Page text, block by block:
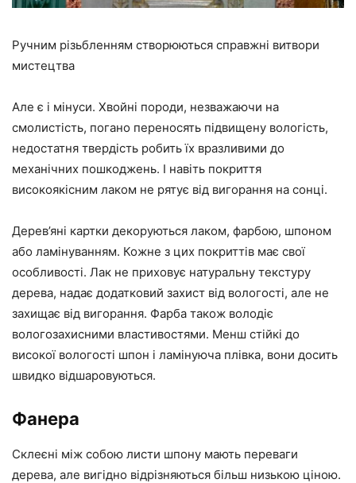
Ручним різьбленням створюються справжні витвори
мистецтва
Але є і мінуси. Хвойні породи, незважаючи на
смолистість, погано переносять підвищену вологість,
недостатня твердість робить їх вразливими до
механічних пошкоджень. І навіть покриття
високоякісним лаком не рятує від вигорання на сонці.
Дерев’яні картки декоруються лаком, фарбою, шпоном
або ламінуванням. Кожне з цих покриттів має свої
особливості. Лак не приховує натуральну текстуру
дерева, надає додатковий захист від вологості, але не
захищає від вигорання. Фарба також володіє
вологозахисними властивостями. Менш стійкі до
високої вологості шпон і ламінуюча плівка, вони досить
швидко відшаровуються.
Фанера
Склеєні між собою листи шпону мають переваги
дерева, але вигідно відрізняються більш низькою ціною.